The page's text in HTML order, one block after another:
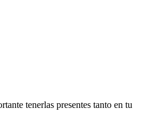
tenerlas presentes tanto en tu